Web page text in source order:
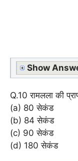
Show
Q.10 रामलला की
(a) 80 सेकंड
(b) 84 सेकंड
(c) 90 सेकंड
(d) 180 सेकंड